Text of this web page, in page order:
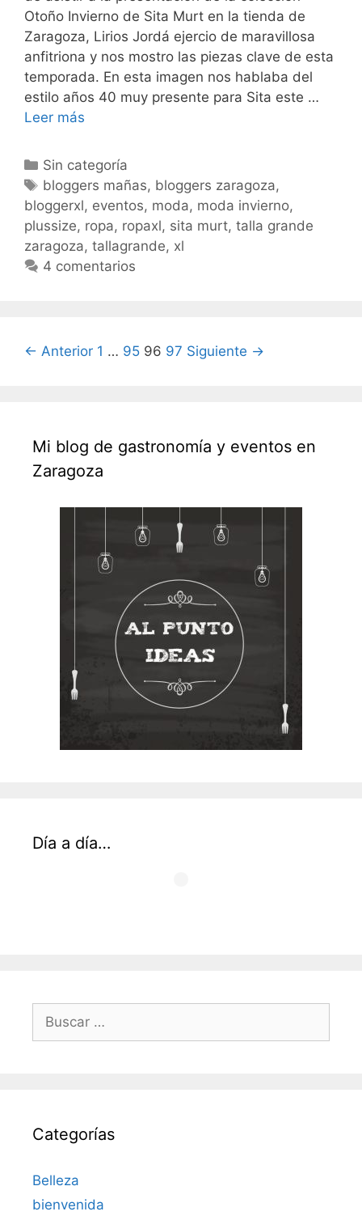
Otoño Invierno de Sita Murt en la tienda de
Zaragoza, Lirios Jordá ejercio de maravillosa
anfitriona y nos mostro las piezas clave de esta
temporada. En esta imagen nos hablaba del
estilo años 40 muy presente para Sita este …
Leer más
Categorías
Sin categoría
Etiquetas
bloggers mañas, bloggers zaragoza,
bloggerxl, eventos, moda, moda invierno,
plussize, ropa, ropaxl, sita murt, talla grande
zaragoza, tallagrande, xl
4 comentarios
Navegación
← Anterior 1 … 95 96 97 Siguiente →
Mi blog de gastronomía y eventos en
Zaragoza
Día a día…
Buscar:
Categorías
Belleza
bienvenida